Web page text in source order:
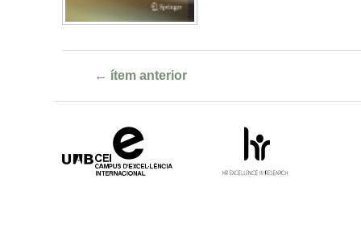
← ítem anterior
d'Excel·lència